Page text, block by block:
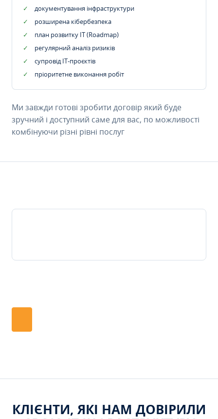
документування інфраструктури
розширена кібербезпека
план розвитку IT (Roadmap)
регулярний аналіз ризиків
супровід ІТ-проєктів
пріоритетне виконання робіт
Ми завжди готові зробити договір який буде
зручний і доступний саме для вас, по можливості
комбінуючи різні рівні послуг
КЛІЄНТИ, ЯКІ НАМ ДОВІРИЛИ